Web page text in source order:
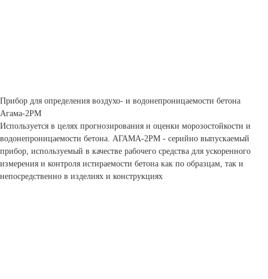
Прибор для определения воздухо- и водонепроницаемости бетона
Агама-2РМ
Используется в целях прогнозирования и оценки морозостойкости и
водонепроницаемости бетона. АГАМА-2РМ - серийно выпускаемый
прибор, используемый в качестве рабочего средства для ускоренного
измерения и контроля истираемости бетона как по образцам, так и
непосредственно в изделиях и конструкциях